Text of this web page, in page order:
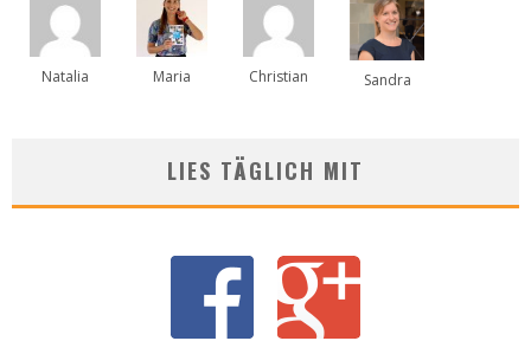
Natalia Maria Christian Sandra
LIES TÄGLICH MIT